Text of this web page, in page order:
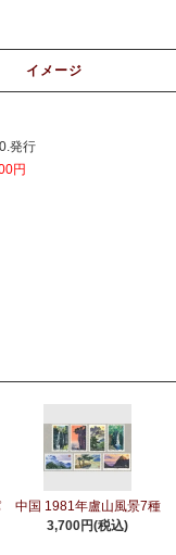
イメージ
発行
円
中国 1981年盧山風景7種
3,700円(税込)